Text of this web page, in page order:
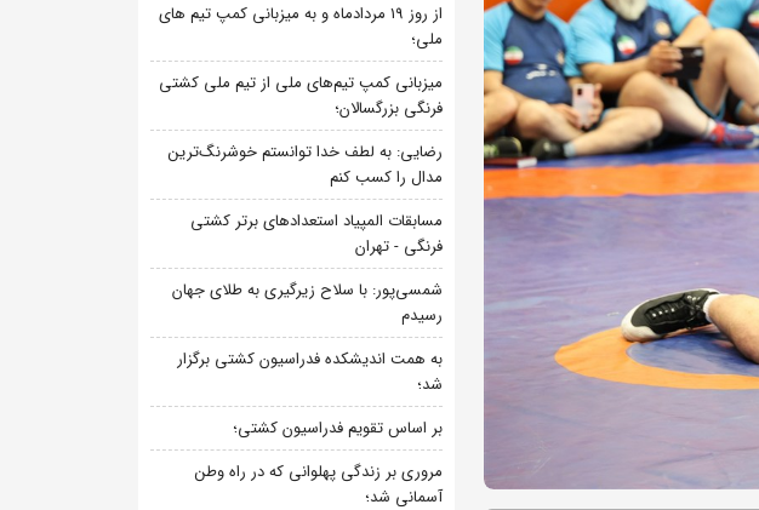
از روز 19 مردادماه و به میزبانی کمپ تیم های
ملی؛
میزبانی کمپ تیم‌های ملی از تیم ملی کشتی
فرنگی بزرگسالان؛
رضایی: به لطف خدا توانستم خوشرنگ‌ترین
مدال را کسب کنم
مسابقات المپیاد استعدادهای برتر کشتی
فرنگی - تهران
شمسی‌پور: با سلاح زیرگیری به طلای جهان
رسیدم
به همت اندیشکده فدراسیون کشتی برگزار
شد؛
بر اساس تقویم فدراسیون کشتی؛
مروری بر زندگی پهلوانی که در راه وطن
آسمانی شد؛